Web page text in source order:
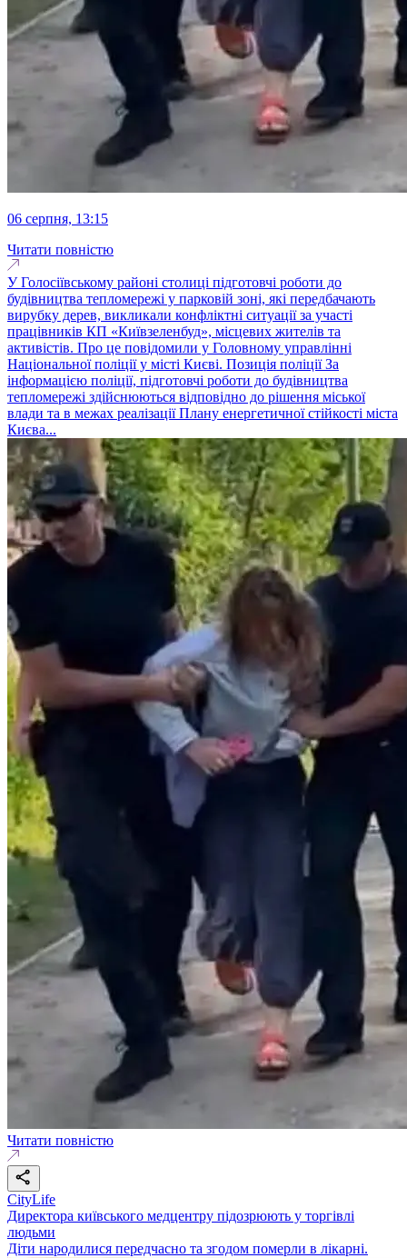
06 серпня, 13:15
Читати повністю
У Голосіївському районі столиці підготовчі роботи до
будівництва тепломережі у парковій зоні, які передбачають
вирубку дерев, викликали конфліктні ситуації за участі
працівників КП «Київзеленбуд», місцевих жителів та
активістів. Про це повідомили у Головному управлінні
Національної поліції у місті Києві. Позиція поліції За
інформацією поліції, підготовчі роботи до будівництва
тепломережі здійснюються відповідно до рішення міської
влади та в межах реалізації Плану енергетичної стійкості міста
Києва...
Читати повністю
CityLife
Директора київського медцентру підозрюють у торгівлі
людьми
Діти народилися передчасно та згодом померли в лікарні.